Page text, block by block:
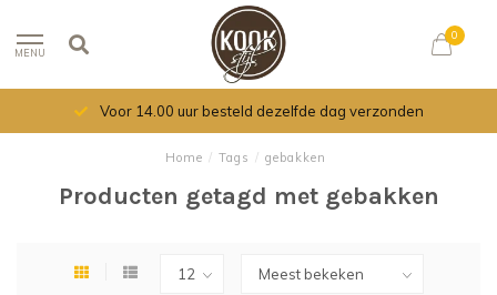
MENU
0
Voor 14.00 uur besteld dezelfde dag verzonden
Home / Tags / gebakken
Producten getagd met gebakken